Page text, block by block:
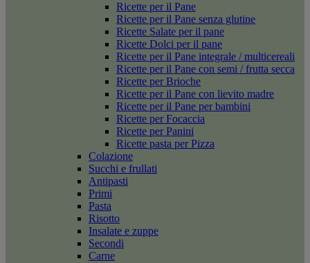
Ricette per il Pane
Ricette per il Pane senza glutine
Ricette Salate per il pane
Ricette Dolci per il pane
Ricette per il Pane integrale / multicereali
Ricette per il Pane con semi / frutta secca
Ricette per Brioche
Ricette per il Pane con lievito madre
Ricette per il Pane per bambini
Ricette per Focaccia
Ricette per Panini
Ricette pasta per Pizza
Colazione
Succhi e frullati
Antipasti
Primi
Pasta
Risotto
Insalate e zuppe
Secondi
Carne